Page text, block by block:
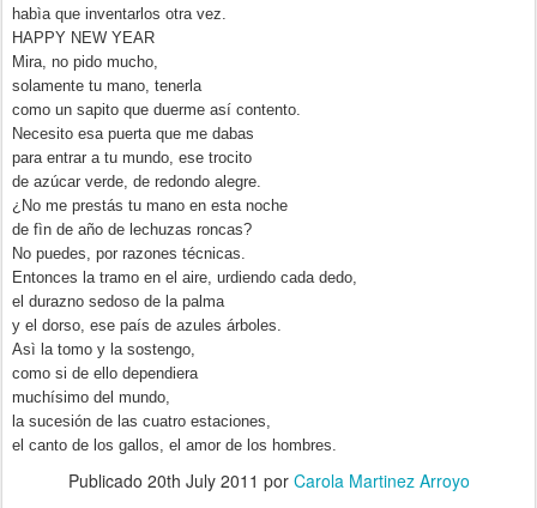
habìa que inventarlos otra vez.
HAPPY NEW YEAR
Mira, no pido mucho,
solamente tu mano, tenerla
como un sapito que duerme así contento.
Necesito esa puerta que me dabas
para entrar a tu mundo, ese trocito
de azúcar verde, de redondo alegre.
¿No me prestás tu mano en esta noche
de fìn de año de lechuzas roncas?
No puedes, por razones técnicas.
Entonces la tramo en el aire, urdiendo cada dedo,
el durazno sedoso de la palma
y el dorso, ese país de azules árboles.
Asì la tomo y la sostengo,
como si de ello dependiera
muchísimo del mundo,
la sucesión de las cuatro estaciones,
el canto de los gallos, el amor de los hombres.
Publicado 20th July 2011 por Carola Martinez Arroyo